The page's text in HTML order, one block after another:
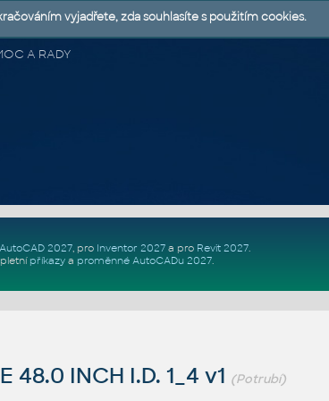
A RADY
AutoCAD 2027, pro Inventor 2027a pro Revit 2027.
příkazya proměnné AutoCADu 2027.
INCH I.D. 1_4 v1 (Potrubí)
vyjadřete, zda souhlasíte s použitím cookies.